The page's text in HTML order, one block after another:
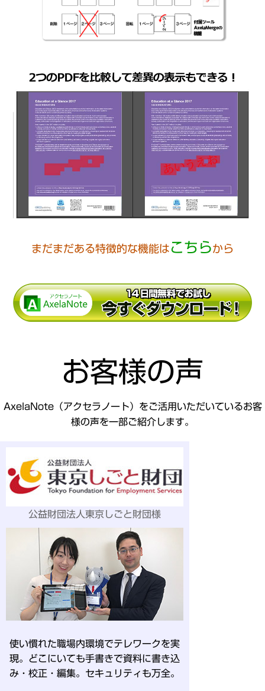
まだまだある特徴的な機能は こちらから
お客様の声
AxelaNote（アクセラノート）をご活用いただいているお客
様の声を一部ご紹介します。
公益財団法人東京しごと財団様
使い慣れた職場内環境でテレワークを実
現。どこにいても手書きで資料に書き込
み・校正・編集。セキュリティも万全。